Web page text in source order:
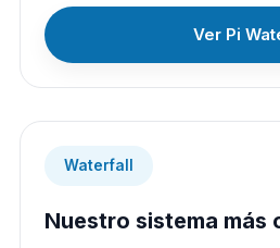
Ver Pi
Waterfall
Nuestro sistema más